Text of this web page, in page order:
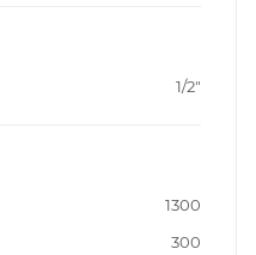
1/2"
1300
300